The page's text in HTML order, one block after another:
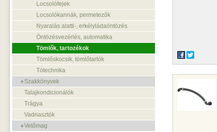
Locsolófejek
Locsolókannák, permetezők
Nyaralás alatti-, erkélyládaöntözés
Öntözésvezérlés, automatika
Tömlők, tartozékok
Tömlőskocsik, tömlőtartók
Tótechnika
Szakkönyvek
Talajkondicionálók
Trágya
Vadriasztók
Vetőmag